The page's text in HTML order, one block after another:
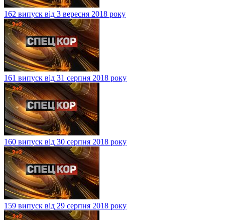
162 випуск від 3 вересня 2018 року
161 випуск від 31 серпня 2018 року
160 випуск від 30 серпня 2018 року
159 випуск від 29 серпня 2018 року